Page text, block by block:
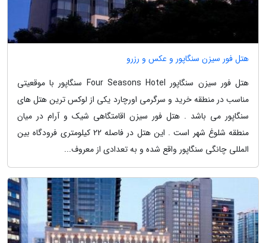
هتل فور سیزن سنگاپور و عکس و رزرو
هتل فور سیزن سنگاپور Four Seasons Hotel سنگاپور با موقعیتی
مناسب در منطقه خرید و سرگرمی اورچارد یکی از لوکس ترین هتل های
سنگاپور می باشد . هتل فور سیزن اقامتگاهی شیک و آرام در میان
منطقه شلوغ شهر است . این هتل در فاصله 22 کیلومتری فرودگاه بین
المللی چانگی سنگاپور واقع شده و به تعدادی از معروف...